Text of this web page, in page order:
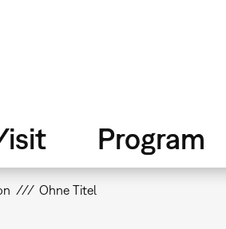
Program
Ohne Titel